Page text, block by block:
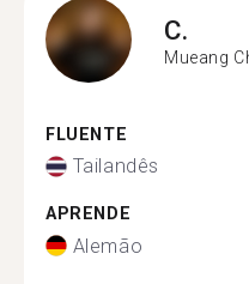
C.
Mueang
FLUENTE
Tailandês
APRENDE
Alemão